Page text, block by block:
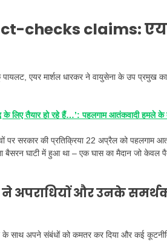
checks claims:
एयर मार्शल धारकर ने वायुसेना के उप प्रमुख का
के लिए तैयार हो रहे हैं…’: पहलगाम आतंकवादी हमले के
पर सरकार की प्रतिक्रिया 22 अप्रैल को
बैसरन घाटी में हुआ था – एक घास का मैदान जो केवल
ने अपराधियों और उनके
के साथ अपने संबंधों को कमतर कर दिया और कई